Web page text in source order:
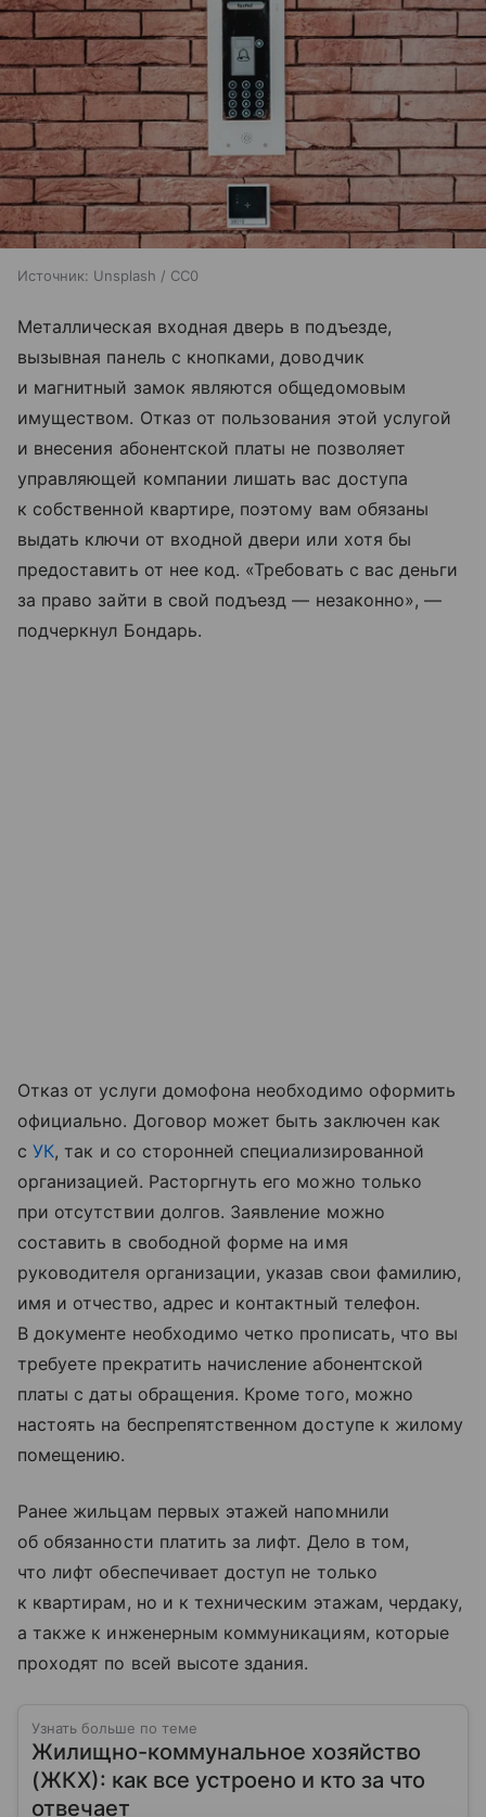
Источник: Unsplash / CC0
Металлическая входная дверь в подъезде,
вызывная панель с кнопками, доводчик
и магнитный замок являются общедомовым
имуществом. Отказ от пользования этой услугой
и внесения абонентской платы не позволяет
управляющей компании лишать вас доступа
к собственной квартире, поэтому вам обязаны
выдать ключи от входной двери или хотя бы
предоставить от нее код. «Требовать с вас деньги
за право зайти в свой подъезд — незаконно», —
подчеркнул Бондарь.
Отказ от услуги домофона необходимо оформить
официально. Договор может быть заключен как
сУК, так и со сторонней специализированной
организацией. Расторгнуть его можно только
при отсутствии долгов. Заявление можно
составить в свободной форме на имя
руководителя организации, указав свои фамилию,
имя и отчество, адрес и контактный телефон.
В документе необходимо четко прописать, что вы
требуете прекратить начисление абонентской
платы с даты обращения. Кроме того, можно
настоять на беспрепятственном доступе к жилому
помещению.
Ранее жильцам первых этажей напомнили
об обязанности платить за лифт. Дело в том,
что лифт обеспечивает доступ не только
к квартирам, но и к техническим этажам, чердаку,
а также к инженерным коммуникациям, которые
проходят по всей высоте здания.
Узнать больше по теме
Жилищно-коммунальное хозяйство
(ЖКХ): как все устроено и кто за что
отвечает